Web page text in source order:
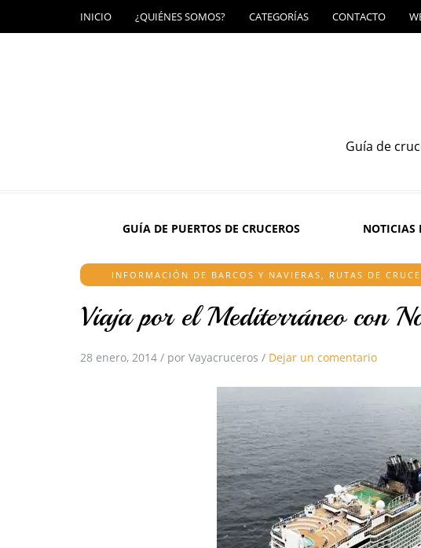
INICIO ¿QUIÉNES SOMOS? CATEGORÍAS CONTACTO
Guía de
GUÍA DE PUERTOS DE CRUCEROS NOTICIAS
INFORMACIÓN DE BARCOS Y NAVIERAS, RUTAS DE
Viaja por el Mediterráneo con
28 enero, 2014 / por Vayacruceros / Dejar un comentario